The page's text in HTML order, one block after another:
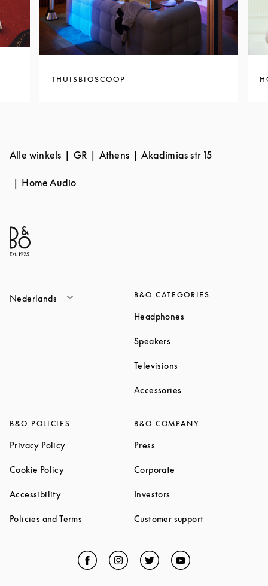
THUISBIOSCOOP
Alle winkels GR Athens Akadimias str 15
Home Audio
Nederlands B&O CATEGORIES
Headphones
Speakers
Televisions
Accessories
B&O POLICIES
Privacy PolicyLink Opens in New Tab
Cookie PolicyLink Opens in New Tab
AccessibilityLink Opens in New Tab
Policies and Terms Link Opens in New Tab
B&O COMPANY
Press
Corporate
Investors
Customer supportLink Opens in
Facebook
Link Opens in New Tab
Instagram
Link Opens in New Tab
TwitterLink Opens in New Tab
YouTubeLink Opens in